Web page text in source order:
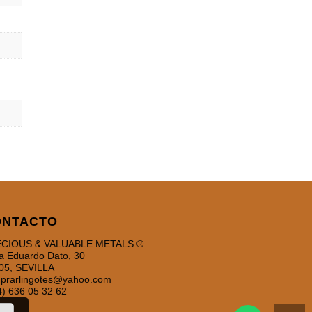
& VALUABLE METALS ®
Eduardo Dato, 30
SEVILLA
636 05 32 62